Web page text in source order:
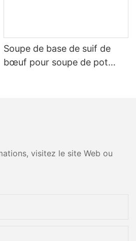
Soupe de base de suif de
bœuf pour soupe de pot
visitez le site Web ou